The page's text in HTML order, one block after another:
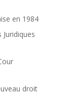
en 1984
Juridiques
droit